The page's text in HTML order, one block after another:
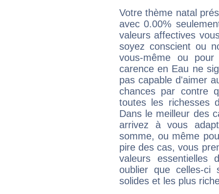
Votre thème natal
avec 0.00%
valeurs affectives
soyez conscient ou
vous-même ou
carence en Eau ne
pas capable d'aimer
chances par contre
toutes les richesses
Dans le meilleur des
arrivez à vous
somme, ou même
pire des cas, vous
valeurs
oublier que celles-
solides et les plus